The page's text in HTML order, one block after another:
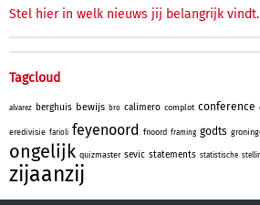
Stel hier in welk nieuws jij belangrijk vindt.
Tagcloud
alvarez berghuis bewijs bro calimero complot conference
eredivisie farioli feyenoord fnoord framing godts
ongelijk quizmaster sevic statements statistische
zijaanzij